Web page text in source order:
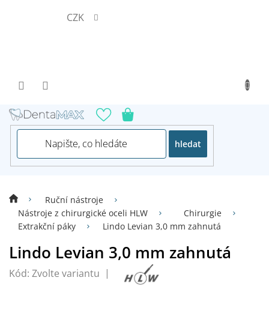
CZK
hledat
Ruční nástroje
Nástroje z chirurgické oceli HLW
Chirurgie
Extrakční páky
Lindo Levian 3,0 mm zahnutá
Lindo Levian 3,0 mm zahnutá
Kód: Zvolte variantu